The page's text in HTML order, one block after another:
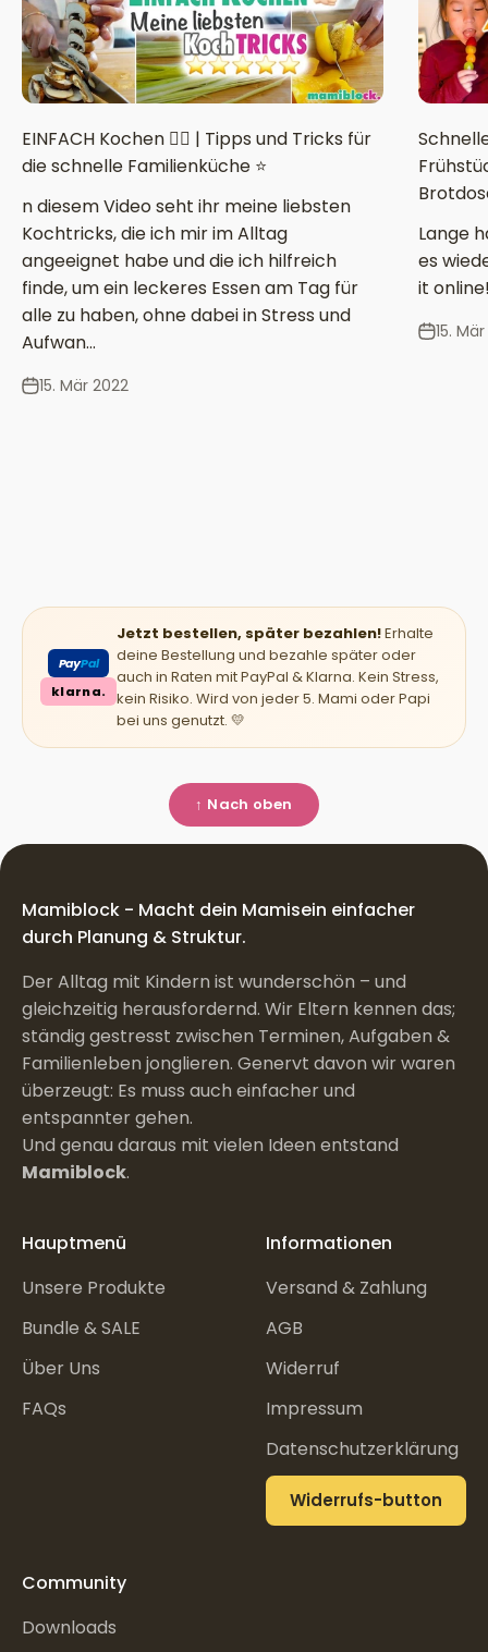
EINFACH Kochen 👌🏻 | Tipps und Tricks für
die schnelle Familienküche ⭐️
n diesem Video seht ihr meine liebsten
Kochtricks, die ich mir im Alltag
angeeignet habe und die ich hilfreich
finde, um ein leckeres Essen am Tag für
alle zu haben, ohne dabei in Stress und
Aufwan...
15. Mär 2022
Lange
es
it
15.
PayPal
klarna.
Jetzt bestellen, später bezahlen!Erhalte
deine Bestellung und bezahle später oder
auch in Raten mit PayPal & Klarna. Kein Stress,
kein Risiko. Wird von jeder 5. Mami oder Papi
bei uns genutzt. 💛
↑ Nach oben
Mamiblock - Macht dein Mamisein einfacher
durch Planung & Struktur.
Der Alltag mit Kindern ist wunderschön – und
gleichzeitig herausfordernd. Wir Eltern kennen das;
ständig gestresst zwischen Terminen, Aufgaben &
Familienleben jonglieren. Genervt davon wir waren
überzeugt: Es muss auch einfacher und
entspannter gehen.
Und genau daraus mit vielen Ideen entstand
Mamiblock.
Hauptmenü
Unsere Produkte
Bundle & SALE
Über Uns
FAQs
Informationen
Versand & Zahlung
AGB
Widerruf
Impressum
Datenschutzerklärung
Widerrufs-button
Community
Downloads